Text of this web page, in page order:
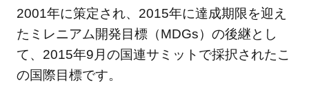
にお
SDGs
の取
り組
2001年に策定され、2015年に達成期限を迎え
たミレニアム開発目標（MDGs）の後継とし
て、2015年9月の国連サミットで採択されたこ
の国際目標です。